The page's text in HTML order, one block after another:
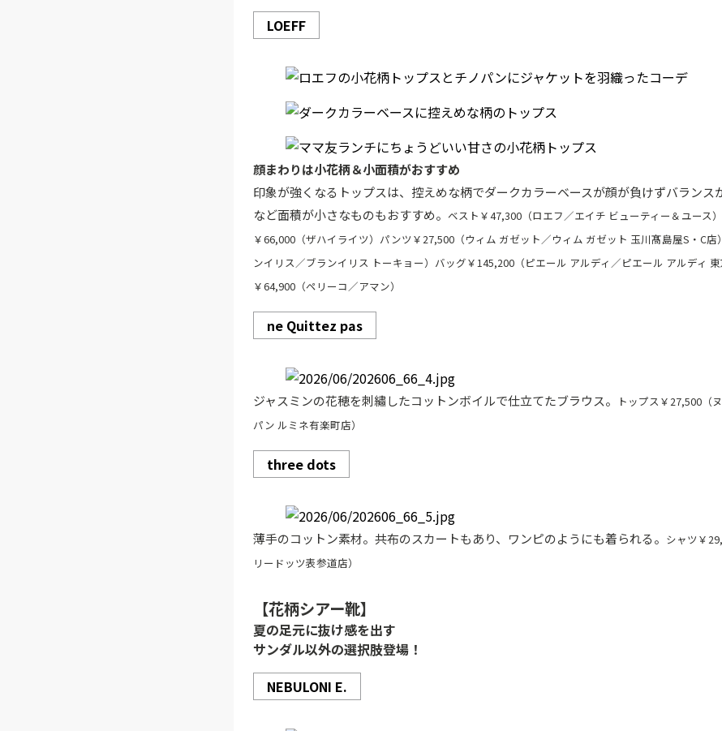
LOEFF
顔まわりは小花柄＆小面積がおすすめ
印象が強くなるトップスは、控えめな柄でダークカラーベースが顔が負けずバランス
など面積が小さなものもおすすめ。 ベスト￥47,300（ロエフ／エイチ ビューティー＆ユース
￥66,000（ザハイライツ）パンツ￥27,500（ウィム ガゼット／ウィム ガゼット 玉川髙島屋S・C店
ンイリス／ブランイリス トーキョー）バッグ￥145,200（ピエール アルディ／ピエール アルディ
￥64,900（ペリーコ／アマン）
ne Quittez pas
ジャスミンの花穂を刺繡したコットンボイルで仕立てたブラウス。
トップス￥27,500（
パン ルミネ有楽町店）
three dots
薄手のコットン素材。共布のスカートもあり、ワンピのようにも着られる。 シャツ￥
リードッツ表参道店）
【花柄シアー靴】
夏の足元に抜け感を出す
サンダル以外の選択肢登場！
NEBULONI E.